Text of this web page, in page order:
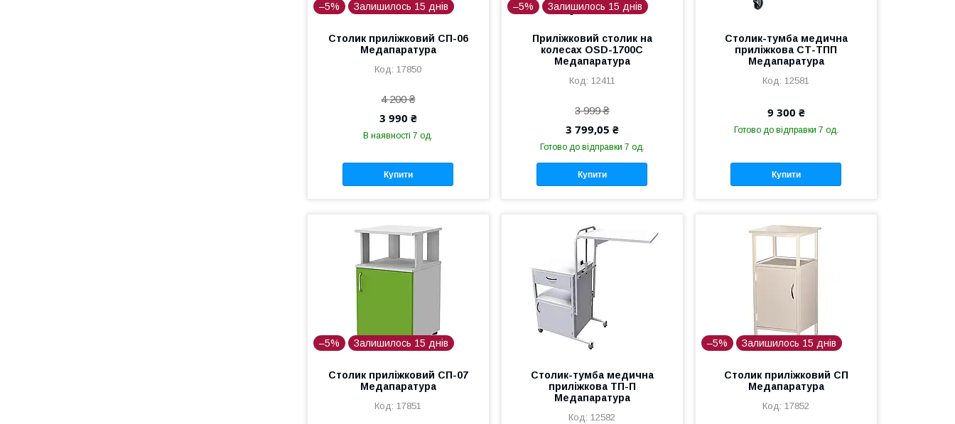
–5% Залишилось 15 днів
Столик приліжковий СП-06
Медапаратура
17850
4 200 ₴
3 990 ₴
В наявності 7 од.
Купити
–5% Залишилось 15 днів
Приліжковий столик на
колесах OSD-1700C
Медапаратура
12411
3 999 ₴
3 799,05 ₴
Готово до відправки 7 од.
Купити
Столик-тумба медична
приліжкова СТ-ТПП
Медапаратура
12581
9 300 ₴
Готово до відправки 7 од.
Купити
–5% Залишилось 15 днів
Столик приліжковий СП-07
Медапаратура
17851
Столик-тумба медична
приліжкова ТП-П
Медапаратура
12582
–5% Залишилось 15 днів
Столик приліжковий СП
Медапаратура
17852